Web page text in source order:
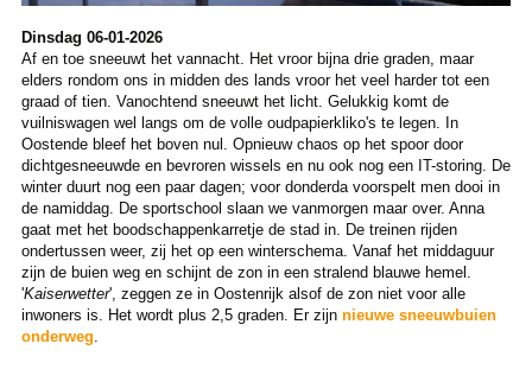
Dinsdag 06-01-2026
Af en toe sneeuwt het vannacht. Het vroor bijna drie graden, maar
elders rondom ons in midden des lands vroor het veel harder tot een
graad of tien. Vanochtend sneeuwt het licht. Gelukkig komt de
vuilniswagen wel langs om de volle oudpapierkliko's te legen. In
Oostende bleef het boven nul. Opnieuw chaos op het spoor door
dichtgesneeuwde en bevroren wissels en nu ook nog een IT-storing. De
winter duurt nog een paar dagen; voor donderda voorspelt men dooi in
de namiddag. De sportschool slaan we vanmorgen maar over. Anna
gaat met het boodschappenkarretje de stad in. De treinen rijden
ondertussen weer, zij het op een winterschema. Vanaf het middaguur
zijn de buien weg en schijnt de zon in een stralend blauwe hemel.
'Kaiserwetter', zeggen ze in Oostenrijk alsof de zon niet voor alle
inwoners is. Het wordt plus 2,5 graden. Er zijn nieuwe sneeuwbuien
onderweg.